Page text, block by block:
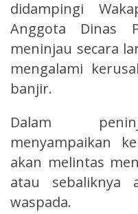
didampingi
Anggota Dinas
meninjau secara
mengalami
banjir.
Dalam
menyampaikan
akan melintas
atau sebaliknya
waspada.